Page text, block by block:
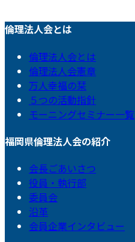
倫理法人会とは
倫理法人会とは
倫理法人会憲章
万人幸福の栞
５つの活動指針
モーニングセミナー一覧
福岡県倫理法人会の紹介
会長ごあいさつ
役員・執行部
委員会
沿革
会員企業インタビュー